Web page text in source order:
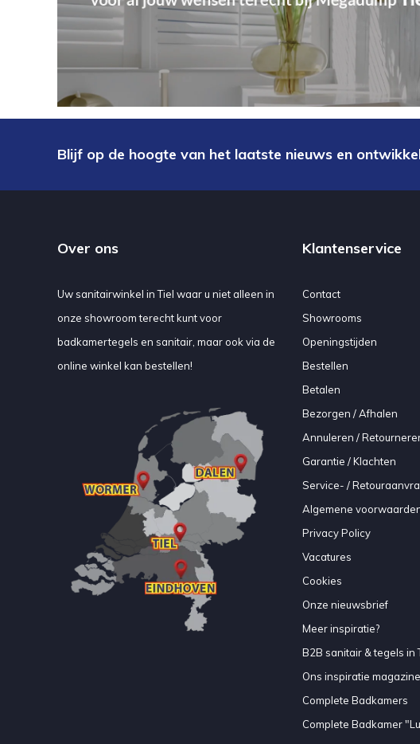
Blijf op de hoogte van het laatste nieuws en
Over ons
Uw sanitairwinkel in Tiel waar u niet alleen in
onze showroom terecht kunt voor
badkamertegels en sanitair, maar ook via de
online winkel kan bestellen!
Klantenservice
Contact
Showrooms
Openingstijden
Bestellen
Betalen
Bezorgen / Afhalen
Annuleren /
Garantie / Klachten
Service- /
Algemene
Privacy Policy
Vacatures
Cookies
Onze nieuwsbrief
Meer inspiratie?
B2B sanitair & tegels in
Ons inspiratie magazine
Complete Badkamers
Complete Badkamer